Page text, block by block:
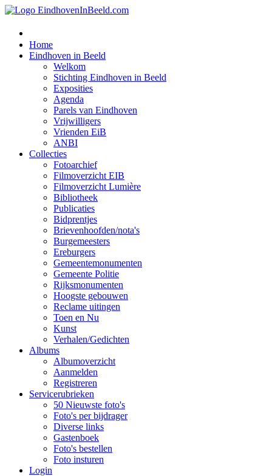
Home
Eindhoven in Beeld
Welkom
Stichting Eindhoven in Beeld
Exposities
Agenda
Parels van Eindhoven
Vrijwilligers
Vrienden EiB
ANBI
Collecties
Fotoarchief
Filmoverzicht EIB
Filmoverzicht Lumière
Bibliotheek
Publicaties
Bidprentjes
Brievenhoofden/nota's
Burgemeesters
Ereburgers
Gemeentemonumenten
Gemeente Politie
Rijksmonumenten
Hoogste gebouwen
Reclame uitingen
Toen en Nu
Kunst
Verhalen/Gedichten
Albums
Albumoverzicht
Aanmelden
Registreren
Servicerubrieken
50 Nieuwste foto's
Foto's per bijdrager
Diverse links
Gastenboek
Foto's bestellen
Foto insturen
Login